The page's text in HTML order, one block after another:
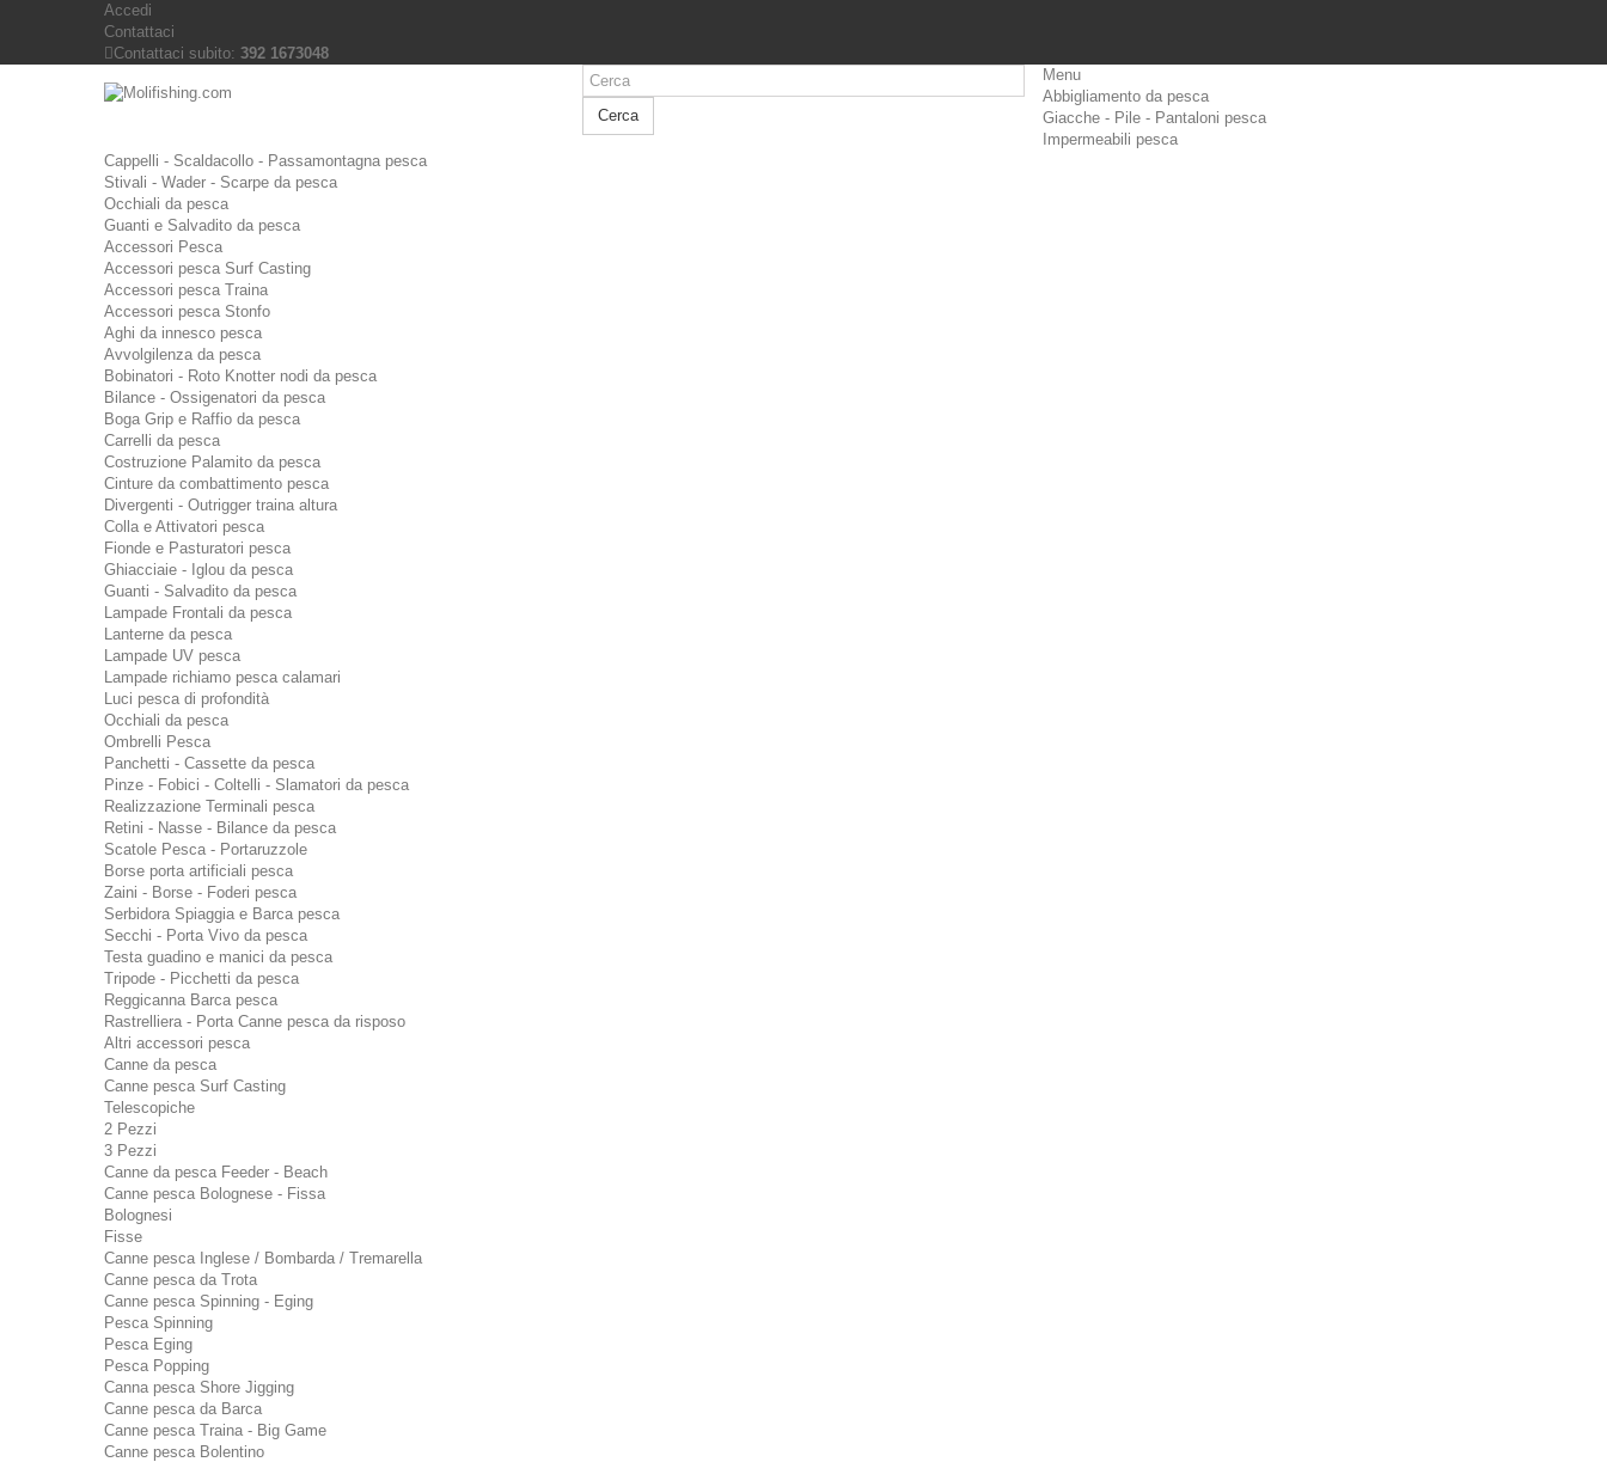
Accedi
Contattaci
Contattaci subito: 392 1673048
Cerca
Menu
Abbigliamento da pesca
Giacche - Pile - Pantaloni pesca
Impermeabili pesca
Cappelli - Scaldacollo - Passamontagna pesca
Stivali - Wader - Scarpe da pesca
Occhiali da pesca
Guanti e Salvadito da pesca
Accessori Pesca
Accessori pesca Surf Casting
Accessori pesca Traina
Accessori pesca Stonfo
Aghi da innesco pesca
Avvolgilenza da pesca
Bobinatori - Roto Knotter nodi da pesca
Bilance - Ossigenatori da pesca
Boga Grip e Raffio da pesca
Carrelli da pesca
Costruzione Palamito da pesca
Cinture da combattimento pesca
Divergenti - Outrigger traina altura
Colla e Attivatori pesca
Fionde e Pasturatori pesca
Ghiacciaie - Iglou da pesca
Guanti - Salvadito da pesca
Lampade Frontali da pesca
Lanterne da pesca
Lampade UV pesca
Lampade richiamo pesca calamari
Luci pesca di profondità
Occhiali da pesca
Ombrelli Pesca
Panchetti - Cassette da pesca
Pinze - Fobici - Coltelli - Slamatori da pesca
Realizzazione Terminali pesca
Retini - Nasse - Bilance da pesca
Scatole Pesca - Portaruzzole
Borse porta artificiali pesca
Zaini - Borse - Foderi pesca
Serbidora Spiaggia e Barca pesca
Secchi - Porta Vivo da pesca
Testa guadino e manici da pesca
Tripode - Picchetti da pesca
Reggicanna Barca pesca
Rastrelliera - Porta Canne pesca da risposo
Altri accessori pesca
Canne da pesca
Canne pesca Surf Casting
Telescopiche
2 Pezzi
3 Pezzi
Canne da pesca Feeder - Beach
Canne pesca Bolognese - Fissa
Bolognesi
Fisse
Canne pesca Inglese / Bombarda / Tremarella
Canne pesca da Trota
Canne pesca Spinning - Eging
Pesca Spinning
Pesca Eging
Pesca Popping
Canna pesca Shore Jigging
Canne pesca da Barca
Canne pesca Traina - Big Game
Canne pesca Bolentino